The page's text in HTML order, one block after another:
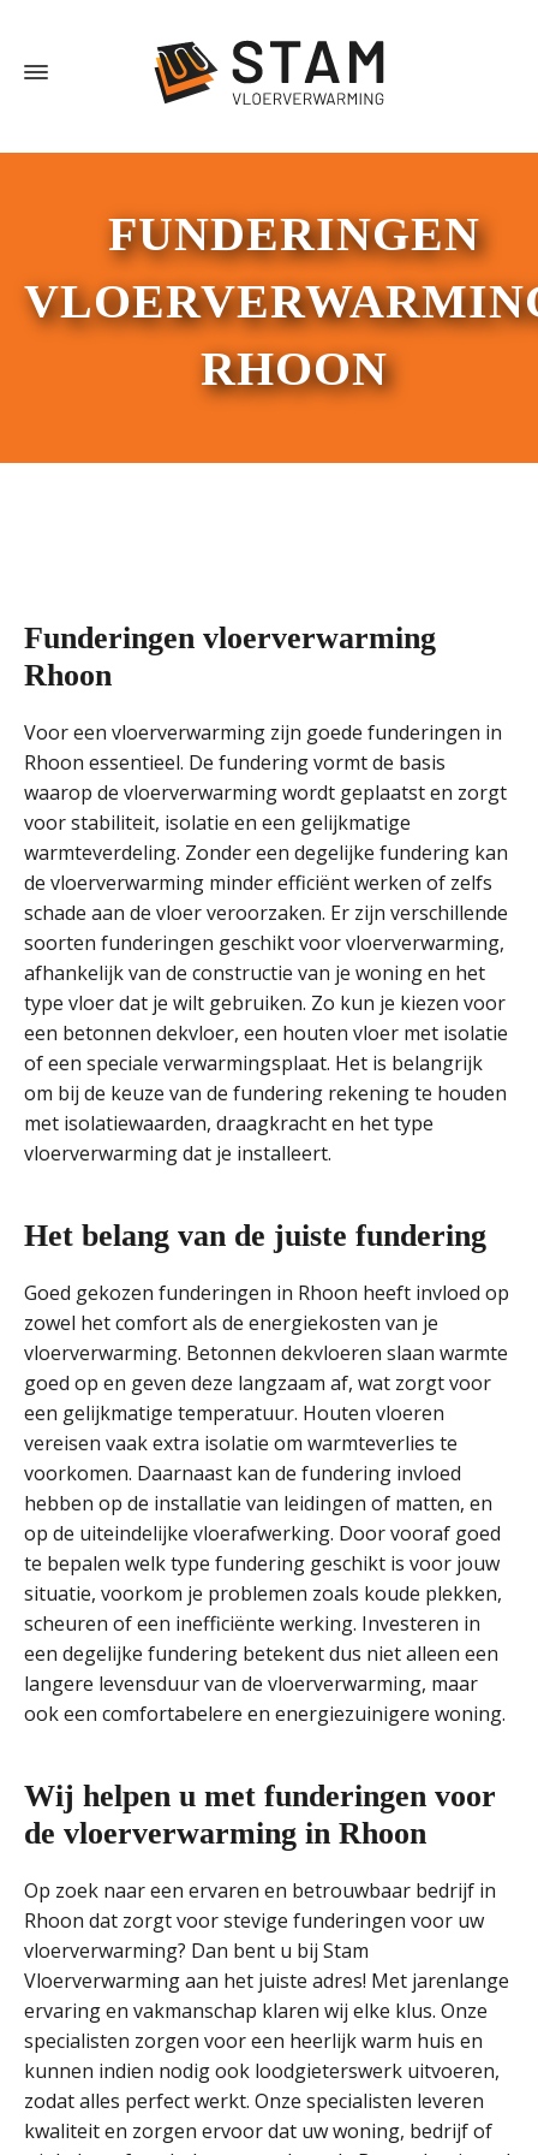
FUNDERINGEN
RHOON
Funderingen vloerverwarming
Rhoon
Voor een vloerverwarming zijn goede funderingen in
Rhoon essentieel. De fundering vormt de basis
waarop de vloerverwarming wordt geplaatst en zorgt
voor stabiliteit, isolatie en een gelijkmatige
warmteverdeling. Zonder een degelijke fundering kan
de vloerverwarming minder efficiënt werken of zelfs
schade aan de vloer veroorzaken. Er zijn verschillende
soorten funderingen geschikt voor vloerverwarming,
afhankelijk van de constructie van je woning en het
type vloer dat je wilt gebruiken. Zo kun je kiezen voor
een betonnen dekvloer, een houten vloer met isolatie
of een speciale verwarmingsplaat. Het is belangrijk
om bij de keuze van de fundering rekening te houden
met isolatiewaarden, draagkracht en het type
vloerverwarming dat je installeert.
Het belang van de juiste fundering
Goed gekozen funderingen in Rhoon heeft invloed op
zowel het comfort als de energiekosten van je
vloerverwarming. Betonnen dekvloeren slaan warmte
goed op en geven deze langzaam af, wat zorgt voor
een gelijkmatige temperatuur. Houten vloeren
vereisen vaak extra isolatie om warmteverlies te
voorkomen. Daarnaast kan de fundering invloed
hebben op de installatie van leidingen of matten, en
op de uiteindelijke vloerafwerking. Door vooraf goed
te bepalen welk type fundering geschikt is voor jouw
situatie, voorkom je problemen zoals koude plekken,
scheuren of een inefficiënte werking. Investeren in
een degelijke fundering betekent dus niet alleen een
langere levensduur van de vloerverwarming, maar
ook een comfortabelere en energiezuinigere woning.
Wij helpen u met funderingen voor
de vloerverwarming in Rhoon
Op zoek naar een ervaren en betrouwbaar bedrijf in
Rhoon dat zorgt voor stevige funderingen voor uw
vloerverwarming? Dan bent u bij Stam
Vloerverwarming aan het juiste adres! Met jarenlange
ervaring en vakmanschap klaren wij elke klus. Onze
specialisten zorgen voor een heerlijk warm huis en
kunnen indien nodig ook loodgieterswerk uitvoeren,
zodat alles perfect werkt. Onze specialisten leveren
kwaliteit en zorgen ervoor dat uw woning, bedrijf of